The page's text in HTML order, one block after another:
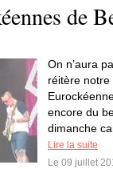
de
On n’aura
réitère
encore du
dimanche
Lire la suite
Le 09 juillet